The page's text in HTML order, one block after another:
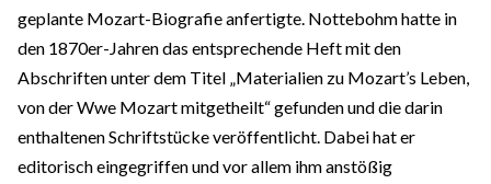
geplante Mozart-Biografie anfertigte. Nottebohm hatte in
den 1870er-Jahren das entsprechende Heft mit den
Abschriften unter dem Titel „Materialien zu Mozart’s Leben,
von der Wwe Mozart mitgetheilt“ gefunden und die darin
enthaltenen Schriftstücke veröffentlicht. Dabei hat er
editorisch eingegriffen und vor allem ihm anstößig